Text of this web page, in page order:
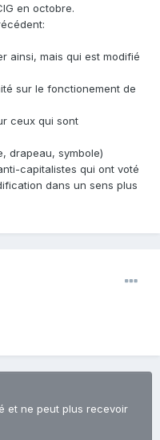
en octobre.
ainsi, mais qui est modifié
sur le fonctionement de
ceux qui sont
drapeau, symbole)
capitalistes qui ont voté
dans un sens plus
et ne peut plus recevoir